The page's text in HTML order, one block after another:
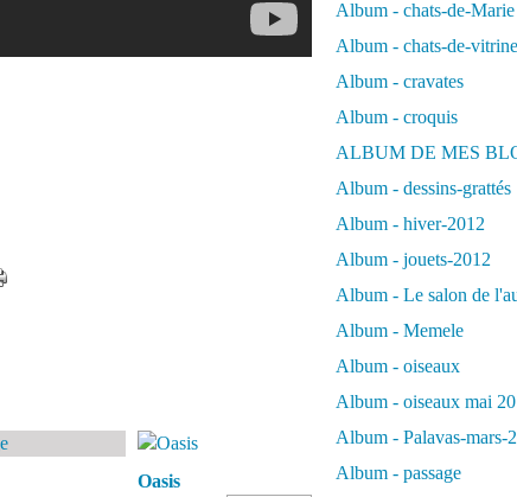
Oasis
Album - chats-de-Marie
Album - chats-de-vitrine
Album - cravates
Album - croquis
ALBUM DE MES
Album - dessins-grattés
Album - hiver-2012
Album - jouets-2012
Album - Le salon de
Album - Memele
Album - oiseaux
Album - oiseaux mai
Album - Palavas-mars-
Album - passage